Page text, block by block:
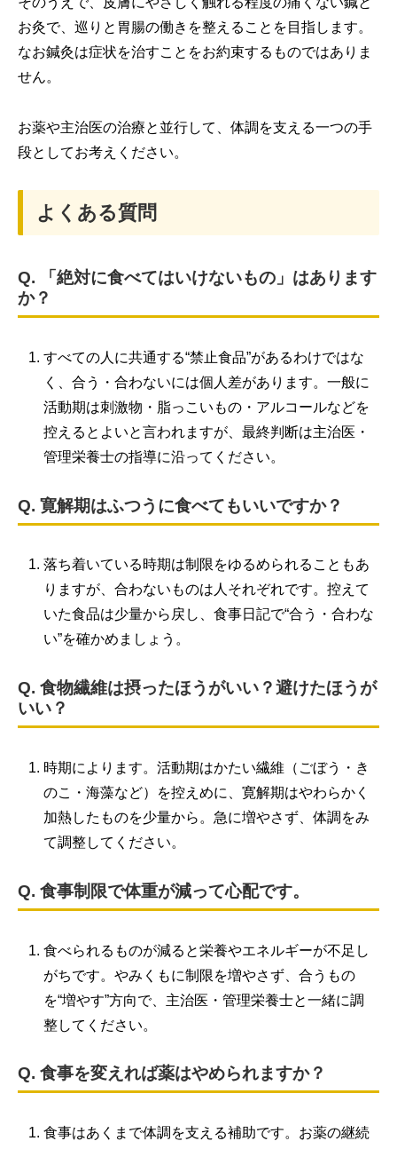
お灸で、巡りと胃腸の働きを整えることを目指します。
なお鍼灸は症状を治すことをお約束するものではありま
せん。
お薬や主治医の治療と並行して、体調を支える一つの手
段としてお考えください。
よくある質問
Q. 「絶対に食べてはいけないもの」はあります
か？
すべての人に共通する“禁止食品”があるわけではな
く、合う・合わないには個人差があります。一般に
活動期は刺激物・脂っこいもの・アルコールなどを
控えるとよいと言われますが、最終判断は主治医・
管理栄養士の指導に沿ってください。
Q. 寛解期はふつうに食べてもいいですか？
落ち着いている時期は制限をゆるめられることもあ
りますが、合わないものは人それぞれです。控えて
いた食品は少量から戻し、食事日記で“合う・合わな
い”を確かめましょう。
Q. 食物繊維は摂ったほうがいい？避けたほうが
いい？
時期によります。活動期はかたい繊維（ごぼう・き
のこ・海藻など）を控えめに、寛解期はやわらかく
加熱したものを少量から。急に増やさず、体調をみ
て調整してください。
Q. 食事制限で体重が減って心配です。
食べられるものが減ると栄養やエネルギーが不足し
がちです。やみくもに制限を増やさず、合うもの
を“増やす”方向で、主治医・管理栄養士と一緒に調
整してください。
Q. 食事を変えれば薬はやめられますか？
食事はあくまで体調を支える補助です。お薬の継続